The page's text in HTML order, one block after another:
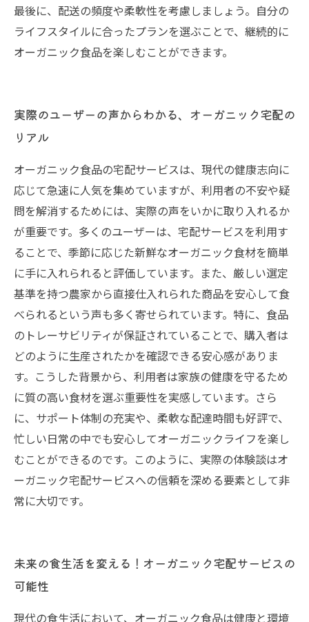
最後に、配送の頻度や柔軟性を考慮しましょう。自分の
ライフスタイルに合ったプランを選ぶことで、継続的に
オーガニック食品を楽しむことができます。
実際のユーザーの声からわかる、オーガニック宅配の
リアル
オーガニック食品の宅配サービスは、現代の健康志向に
応じて急速に人気を集めていますが、利用者の不安や疑
問を解消するためには、実際の声をいかに取り入れるか
が重要です。多くのユーザーは、宅配サービスを利用す
ることで、季節に応じた新鮮なオーガニック食材を簡単
に手に入れられると評価しています。また、厳しい選定
基準を持つ農家から直接仕入れられた商品を安心して食
べられるという声も多く寄せられています。特に、食品
のトレーサビリティが保証されていることで、購入者は
どのように生産されたかを確認できる安心感がありま
す。こうした背景から、利用者は家族の健康を守るため
に質の高い食材を選ぶ重要性を実感しています。さら
に、サポート体制の充実や、柔軟な配達時間も好評で、
忙しい日常の中でも安心してオーガニックライフを楽し
むことができるのです。このように、実際の体験談はオ
ーガニック宅配サービスへの信頼を深める要素として非
常に大切です。
未来の食生活を変える！オーガニック宅配サービスの
可能性
現代の食生活において、オーガニック食品は健康と環境